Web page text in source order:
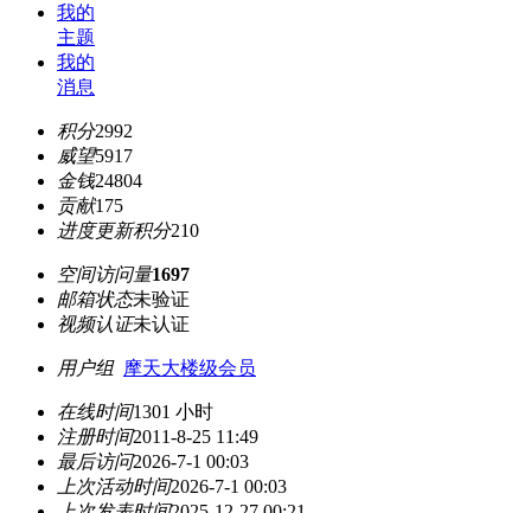
我的
主题
我的
消息
积分2992
威望5917
金钱24804
贡献175
进度更新积分210
空间访问量1697
邮箱状态未验证
视频认证未认证
用户组 摩天大楼级会员
在线时间1301 小时
注册时间2011-8-25 11:49
最后访问2026-7-1 00:03
上次活动时间2026-7-1 00:03